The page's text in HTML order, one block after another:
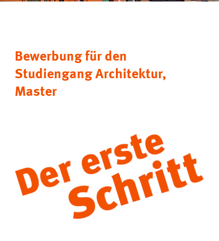
Bewerbung für den
Studiengang Architektur,
Master